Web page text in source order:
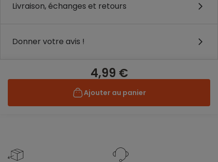
Livraison, échanges et retours
Donner votre avis !
4,99 €
Ajouter au panier